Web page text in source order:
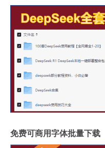
免费可商用字体批量下载